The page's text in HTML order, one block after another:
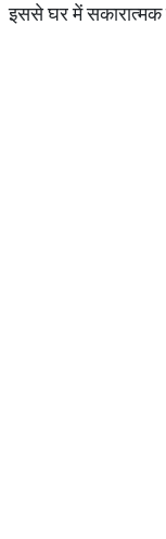
इससे घर में सकारात्मक